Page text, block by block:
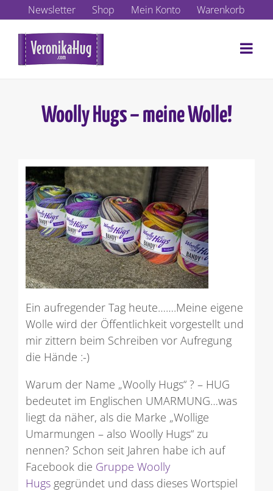
Inhalt
springen
Newsletter Shop Mein Konto Warenkorb
Woolly Hugs – meine Wolle!
Ein aufregender Tag heute…….Meine eigene
Wolle wird der Öffentlichkeit vorgestellt und
mir zittern beim Schreiben vor Aufregung
die Hände :-)
Warum der Name „Woolly Hugs“ ? – HUG
bedeutet im Englischen UMARMUNG…was
liegt da näher, als die Marke „Wollige
Umarmungen – also Woolly Hugs“ zu
nennen? Schon seit Jahren habe ich auf
Facebook die Gruppe Woolly
Hugs gegründet und dass dieses Wortspiel